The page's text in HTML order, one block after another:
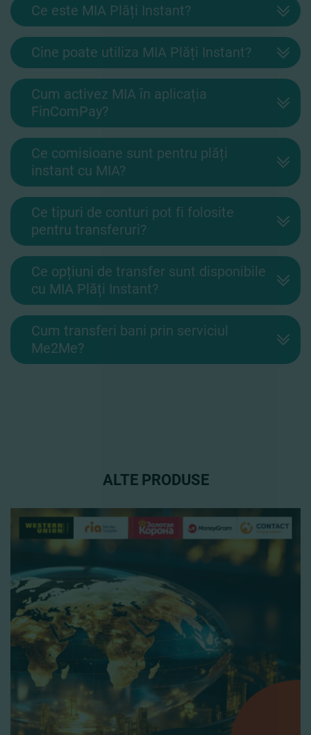
Ce este MIA Plăți Instant?
Cine poate utiliza MIA Plăți Instant?
Cum activez MIA în aplicația
FinComPay?
Ce comisioane sunt pentru plăți
instant cu MIA?
Ce tipuri de conturi pot fi folosite
pentru transferuri?
Ce opțiuni de transfer sunt disponibile
cu MIA Plăți Instant?
Cum transferi bani prin serviciul
Me2Me?
ALTE PRODUSE